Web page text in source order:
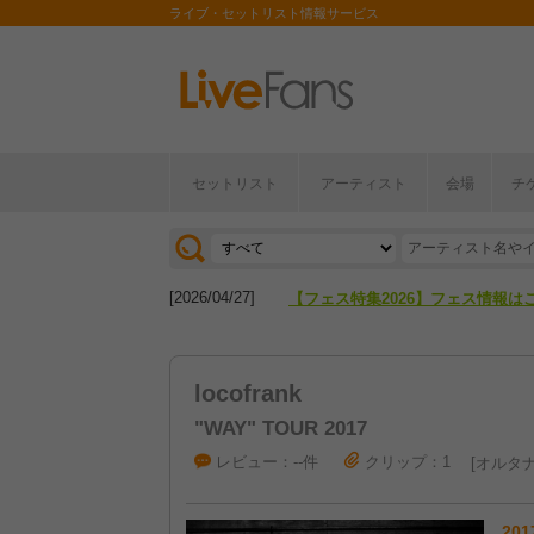
ライブ・セットリスト情報サービス
セットリスト アーティスト 会場 チ
[2026/07/28] 【ライブ動員ランキング】2026年
[2026/04/27] 【フェス特集2026】フェス情報は
locofrank
"WAY" TOUR 2017
レビュー：--件 クリップ：1 オルタ